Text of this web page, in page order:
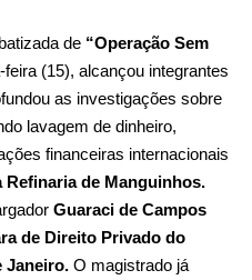
batizada de “Operação Sem
(15), alcançou integrantes
as investigações sobre
lavagem de dinheiro,
financeiras internacionais
de Manguinhos.
Guaraci de Campos
de Direito Privado do
Janeiro. O magistrado já